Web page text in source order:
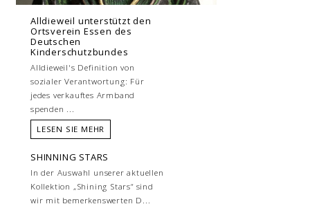
Alldieweil unterstützt den
Ortsverein Essen des
Deutschen
Kinderschutzbundes
Alldieweil's Definition von
sozialer Verantwortung: Für
jedes verkauftes Armband
spenden ...
LESEN SIE MEHR
SHINNING STARS
In der Auswahl unserer aktuellen
Kollektion „Shining Stars“ sind
wir mit bemerkenswerten D...